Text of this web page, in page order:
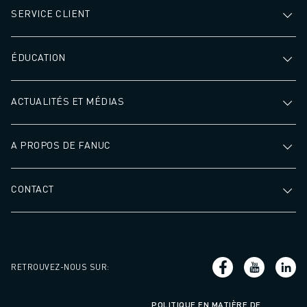
SERVICE CLIENT
ÉDUCATION
ACTUALITÉS ET MÉDIAS
A PROPOS DE FANUC
CONTACT
RETROUVEZ-NOUS SUR:
POLITIQUE EN MATIÈRE DE